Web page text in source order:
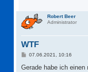
Robert Beer
Administrator
WTF
B
i
07.06.2021, 10:16
Gerade habe ich einen